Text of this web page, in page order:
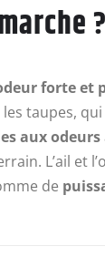
?
forte et
taupes,
aux odeurs
L’ail et
de